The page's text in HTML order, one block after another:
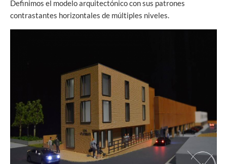
Definimos el modelo arquitectónico con sus patrones
contrastantes horizontales de múltiples niveles.